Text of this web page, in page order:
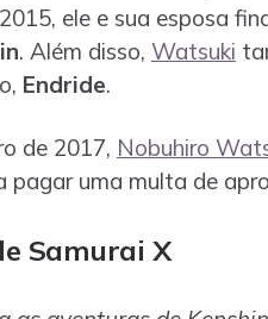
ele e sua esposa
. Além disso, Watsuki
Endride.
de 2017, Nobuhiro
pagar uma multa de
Samurai X